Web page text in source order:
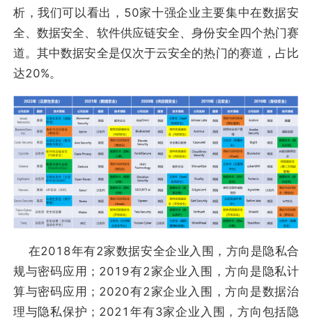
析，我们可以看出，50家十强企业主要集中在数据安
全、数据安全、软件供应链安全、身份安全四个热门赛
道。其中数据安全是仅次于云安全的热门的赛道，占比
达20%。
在2018年有2家数据安全企业入围，方向是隐私合
规与密码应用；2019有2家企业入围，方向是隐私计
算与密码应用；2020有2家企业入围，方向是数据治
理与隐私保护；2021年有3家企业入围，方向包括隐